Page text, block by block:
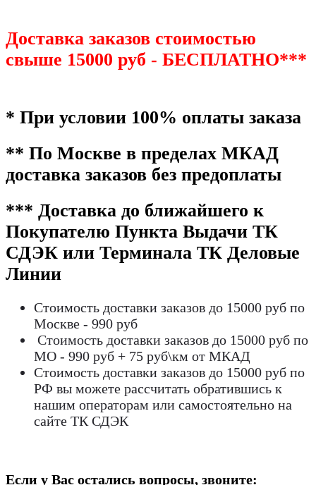
Доставка заказов стоимостью
свыше 15000 руб - БЕСПЛАТНО***
* При условии 100% оплаты заказа
** По Москве в пределах МКАД
доставка заказов без предоплаты
*** Доставка до ближайшего к
Покупателю Пункта Выдачи ТК
СДЭК или Терминала ТК Деловые
Линии
Стоимость доставки заказов до 15000 руб по
Москве - 990 руб
Стоимость доставки заказов до 15000 руб по
МО - 990 руб + 75 руб\км от МКАД
Стоимость доставки заказов до 15000 руб по
РФ вы можете рассчитать обратившись к
нашим операторам или самостоятельно на
сайте ТК СДЭК
Если у Вас остались вопросы, звоните: